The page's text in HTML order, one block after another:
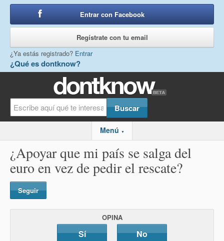
¿Qué es dontknow?
Entrar con Facebook
Regístrate con tu email
¿Ya estás registrado? Entrar
Menú ▼
¿Apoyar que mi país se salga del
euro en vez de pedir el rescate?
Seguir
OPINA
Sí No